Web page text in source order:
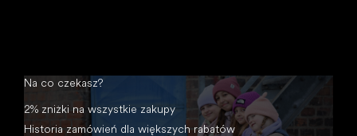
Na co czekasz?
2% zniżki na wszystkie zakupy
Historia zamówień dla większych rabatów